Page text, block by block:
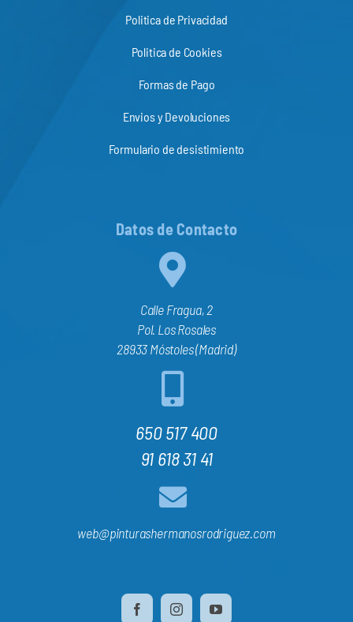
Politica de Privacidad
Politica de Cookies
Formas de Pago
Envios y Devoluciones
Formulario de desistimiento
Datos de Contacto
Calle Fragua, 2
Pol. Los Rosales
28933 Móstoles (Madrid)
650 517 400
91 618 31 41
web@pinturashermanosrodriguez.com